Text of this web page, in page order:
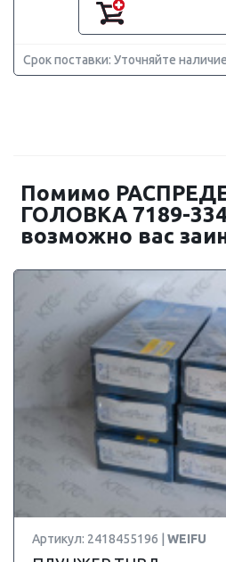
Срок поставки: Уточняйте
Помимо
ГОЛОВКА 7189-
возможно вас
Артикул: 2418455196 | WEIFU